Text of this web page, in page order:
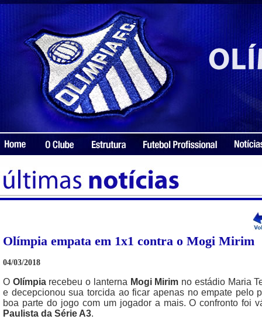
Olímpia empata em 1x1 contra o Mogi Mirim
04/03/2018
O Olímpia recebeu o lanterna Mogi Mirim no estádio Maria
e decepcionou sua torcida ao ficar apenas no empate pelo
boa parte do jogo com um jogador a mais. O confronto foi
Paulista da Série A3.